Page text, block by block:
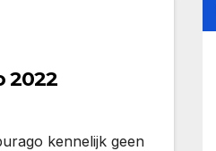
2022
kennelijk geen